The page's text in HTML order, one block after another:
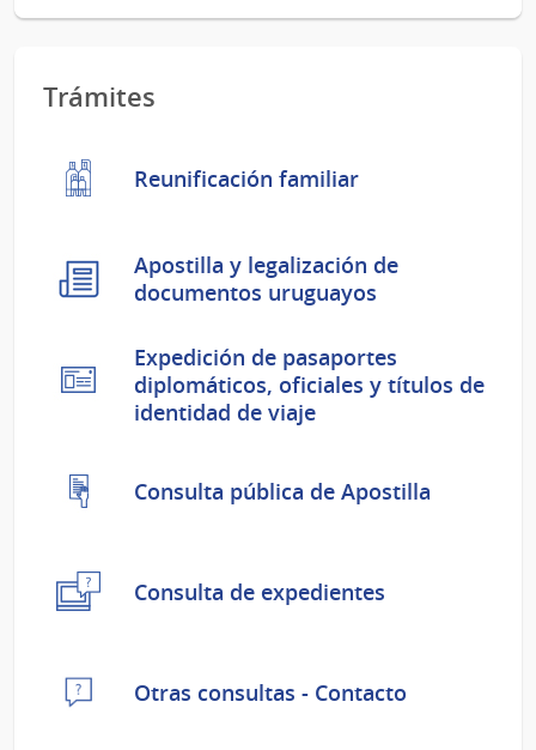
Trámites
Reunificación familiar
Apostilla y legalización de
documentos uruguayos
Expedición de pasaportes
diplomáticos, oficiales y títulos de
identidad de viaje
Consulta pública de Apostilla
Consulta de expedientes
Otras consultas - Contacto